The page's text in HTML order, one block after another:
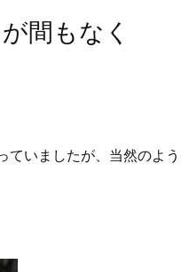
間もなく
いましたが、当然のよ